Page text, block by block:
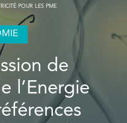
POUR LES PME
de
l’Energie